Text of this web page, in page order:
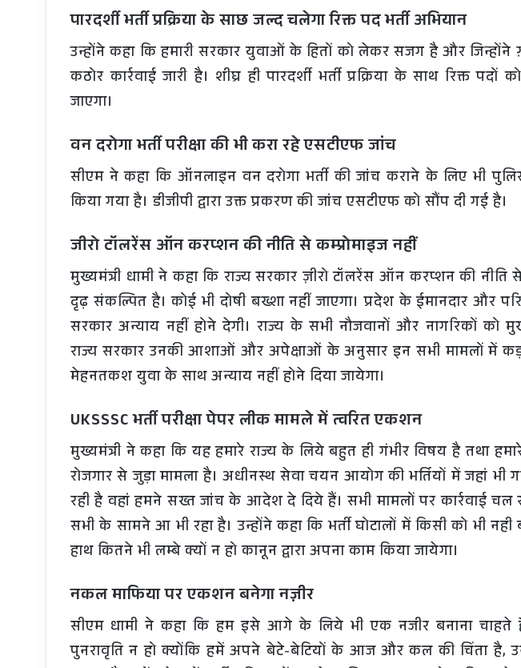
पारदर्शी भर्ती प्रक्रिया के साछ जल्द चलेगा रिक्त पद भर्ती अभियान
उन्होंने कहा कि हमारी सरकार युवाओं के हितों को लेकर सजग है और
कठोर कार्रवाई जारी है। शीघ्र ही पारदर्शी भर्ती प्रक्रिया के साथ रिक्त
जाएगा।
वन दरोगा भर्ती परीक्षा की भी करा रहे एसटीएफ जांच
सीएम ने कहा कि ऑनलाइन वन दरोगा भर्ती की जांच कराने के लिए भी
किया गया है। डीजीपी द्वारा उक्त प्रकरण की जांच एसटीएफ को सौंप दी गई है।
जीरो टॉलरेंस ऑन करप्शन की नीति से कम्प्रोमाइज नहीं
मुख्यमंत्री धामी ने कहा कि राज्य सरकार ज़ीरो टॉलरेंस ऑन करप्शन की
दृढ़ संकल्पित है। कोई भी दोषी बख्शा नहीं जाएगा। प्रदेश के ईमानदार और
सरकार अन्याय नहीं होने देगी। राज्य के सभी नौजवानों और नागरिकों को
राज्य सरकार उनकी आशाओं और अपेक्षाओं के अनुसार इन सभी मामलों में कड़ी
मेहनतकश युवा के साथ अन्याय नहीं होने दिया जायेगा।
UKSSSC भर्ती परीक्षा पेपर लीक मामले में त्वरित एकशन
मुख्यमंत्री ने कहा कि यह हमारे राज्य के लिये बहुत ही गंभीर विषय है तथा
रोजगार से जुड़ा मामला है। अधीनस्थ सेवा चयन आयोग की भर्तियों में जहां भी
रही है वहां हमने सख्त जांच के आदेश दे दिये हैं। सभी मामलों पर कार्रवाई
सभी के सामने आ भी रहा है। उन्होंने कहा कि भर्ती घोटालों में किसी को भी
हाथ कितने भी लम्बे क्यों न हो कानून द्वारा अपना काम किया जायेगा।
नकल माफिया पर एकशन बनेगा नज़ीर
सीएम धामी ने कहा कि हम इसे आगे के लिये भी एक नजीर बनाना
पुनरावृति न हो क्योंकि हमें अपने बेटे-बेटियों के आज और कल की चिंता है,